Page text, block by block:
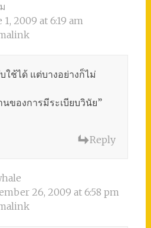
1, 2009 at 6:19 am
ใช้ได้ แต่บางอย่างก็ไม่
ของการมีระเบียบวินัย”
Reply
26, 2009 at 6:58 pm